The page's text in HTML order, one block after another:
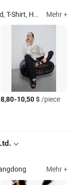
Damenbekleidung, Kinderbekleidung, Rock, Kleid, T-Shirt, Hose, Bluse, Mantel, Overall, Hemd Mehr +
8,80-10,50$/piece
Mehr +